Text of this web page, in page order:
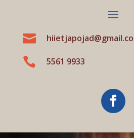

 5561 9933